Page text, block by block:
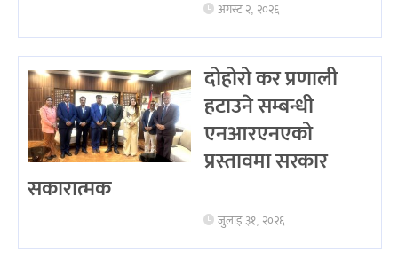
अगस्ट २, २०२६
दोहोरो कर प्रणाली
हटाउने सम्बन्धी
एनआरएनएको
प्रस्तावमा सरकार
सकारात्मक
जुलाइ ३१, २०२६